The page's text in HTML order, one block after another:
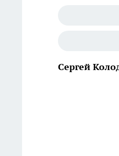
Сергей